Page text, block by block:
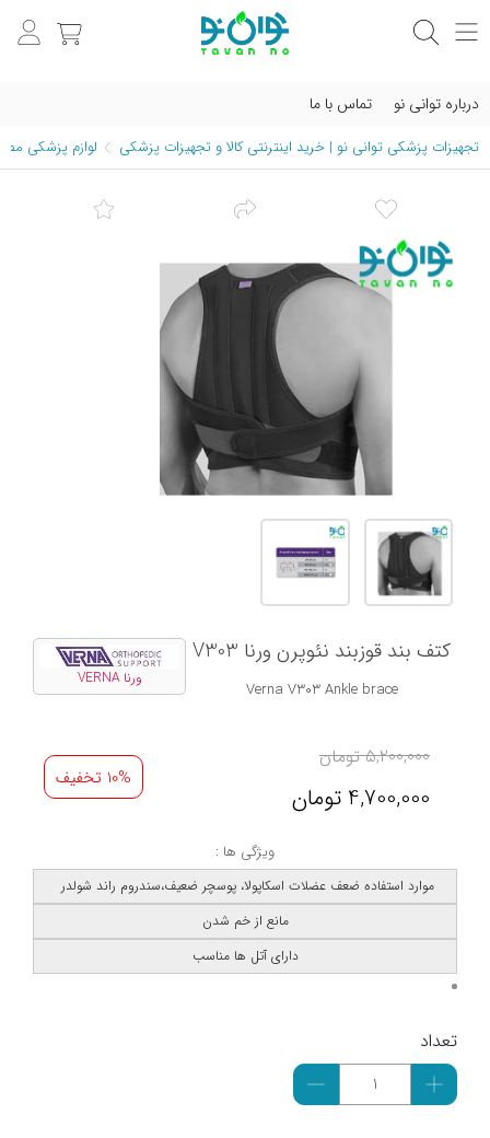
درباره توانی نو تماس با ما
تجهیزات پزشکی توانی نو | خرید اینترنتی کالا و تجهیزات پزشکی لوازم پزشکی
ورنا VERNA
کتف بند قوزبند نئوپرن ورنا V303
Verna V303 Ankle brace
5,200,000تومان
4,700,000 تومان
10% تخفیف
ویژگی ها :
موارد استفاده ضعف عضلات اسکاپولا، پوسچر ضعیف،سندروم راند شولدر
مانع از خم شدن
دارای آتل ها مناسب
تعداد